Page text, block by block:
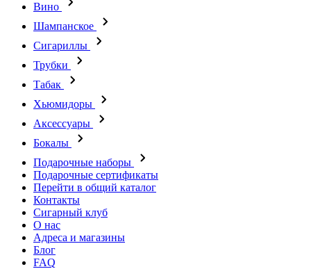
Вино
Шампанское
Сигариллы
Трубки
Табак
Хьюмидоры
Аксессуары
Бокалы
Подарочные наборы
Подарочные сертификаты
Перейти в общий каталог
Контакты
Сигарный клуб
О нас
Адреса и магазины
Блог
FAQ